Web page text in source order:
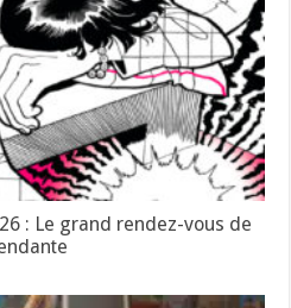
: Le grand rendez-vous de